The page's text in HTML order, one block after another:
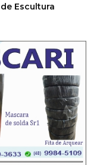
Escultura